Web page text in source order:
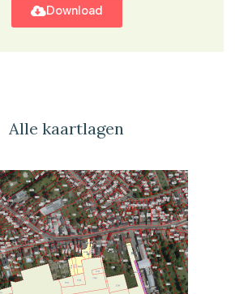
Download
Alle kaartlagen